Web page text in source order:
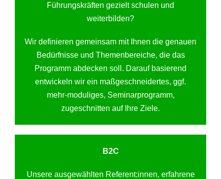
Führungskräften gezielt schulen und
weiterbilden?
Wir definieren gemeinsam mit Ihnen die genauen
Bedürfnisse und Themenbereiche, die das
Programm abdecken soll. Darauf basierend
entwickeln wir ein maßgeschneidertes, ggf.
mehr-moduliges, Seminarprogramm,
zugeschnitten auf Ihre Ziele.
B2C
Unsere ausgewählten Referent:innen, erfahrene